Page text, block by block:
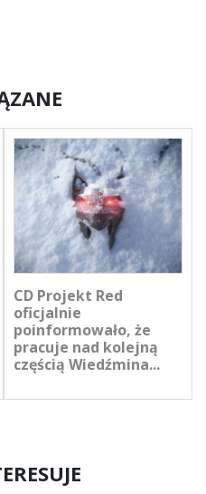
CD Projekt Red
oficjalnie
poinformowało, że
pracuje nad kolejną
częścią Wiedźmina...